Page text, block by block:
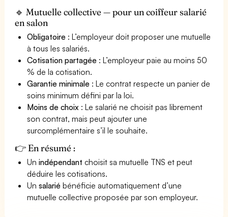
🔹 Mutuelle collective — pour un coiffeur salarié
en salon
Obligatoire : L’employeur doit proposer une mutuelle
à tous les salariés.
Cotisation partagée : L’employeur paie au moins 50
% de la cotisation.
Garantie minimale : Le contrat respecte un panier de
soins minimum défini par la loi.
Moins de choix : Le salarié ne choisit pas librement
son contrat, mais peut ajouter une
surcomplémentaire s’il le souhaite.
👉 En résumé :
Unindépendant choisit sa mutuelle TNS et peut
déduire les cotisations.
Unsalarié bénéficie automatiquement d’une
mutuelle collective proposée par son employeur.